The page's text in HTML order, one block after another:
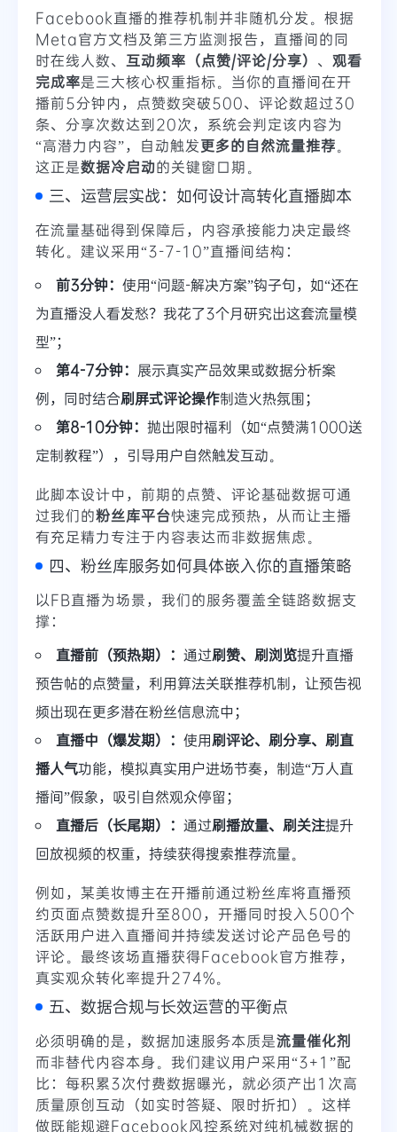
Facebook直播的推荐机制并非随机分发。根据
Meta官方文档及第三方监测报告，直播间的同
时在线人数、 互动频率（点赞/评论/分享） 、 观看
完成率是三大核心权重指标。当你的直播间在开
播前5分钟内，点赞数突破500、评论数超过30
条、分享次数达到20次，系统会判定该内容为
“高潜力内容”，自动触发更多的自然流量推荐。
这正是数据冷启动的关键窗口期。
三、运营层实战：如何设计高转化直播脚本
在流量基础得到保障后，内容承接能力决定最终
转化。建议采用“3-7-10”直播间结构：
前3分钟： 使用“问题-解决方案”钩子句，如“还在
为直播没人看发愁？我花了3个月研究出这套流量模
型”；
第4-7分钟： 展示真实产品效果或数据分析案
例，同时结合刷屏式评论操作制造火热氛围；
第8-10分钟： 抛出限时福利（如“点赞满1000送
定制教程”），引导用户自然触发互动。
此脚本设计中，前期的点赞、评论基础数据可通
过我们的粉丝库平台快速完成预热，从而让主播
有充足精力专注于内容表达而非数据焦虑。
四、粉丝库服务如何具体嵌入你的直播策略
以FB直播为场景，我们的服务覆盖全链路数据支
撑：
直播前（预热期）： 通过刷赞、刷浏览提升直播
预告帖的点赞量，利用算法关联推荐机制，让预告视
频出现在更多潜在粉丝信息流中；
直播中（爆发期）： 使用刷评论、刷分享、刷直
播人气功能，模拟真实用户进场节奏，制造“万人直
播间”假象，吸引自然观众停留；
直播后（长尾期）： 通过刷播放量、刷关注提升
回放视频的权重，持续获得搜索推荐流量。
例如，某美妆博主在开播前通过粉丝库将直播预
约页面点赞数提升至800，开播同时投入500个
活跃用户进入直播间并持续发送讨论产品色号的
评论。最终该场直播获得Facebook官方推荐，
真实观众转化率提升274%。
五、数据合规与长效运营的平衡点
必须明确的是，数据加速服务本质是流量催化剂
而非替代内容本身。我们建议用户采用“3+1”配
比：每积累3次付费数据曝光，就必须产出1次高
质量原创互动（如实时答疑、限时折扣）。这样
做既能规避Facebook风控系统对纯机械数据的